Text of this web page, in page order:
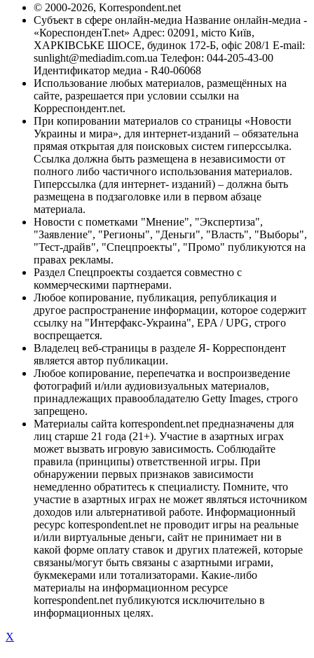
© 2000-2026, Korrespondent.net
Субъект в сфере онлайн-медиа Название онлайн-медиа -
«КореспонденТ.net» Адрес: 02091, місто Київ,
ХАРКІВСЬКЕ ШОСЕ, будинок 172-Б, офіс 208/1 E-mail:
sunlight@mediadim.com.ua Телефон: 044-205-43-00
Идентификатор медиа - R40-06068
Использование любых материалов, размещённых на
сайте, разрешается при условии ссылки на
Корреспондент.net.
При копировании материалов со страницы «Новости
Украины и мира», для интернет-изданий – обязательна
прямая открытая для поисковых систем гиперссылка.
Ссылка должна быть размещена в независимости от
полного либо частичного использования материалов.
Гиперссылка (для интернет- изданий) – должна быть
размещена в подзаголовке или в первом абзаце
материала.
Новости с пометками "Мнение", "Экспертиза",
"Заявление", "Регионы", "Деньги", "Власть", "Выборы",
"Тест-драйв", "Спецпроекты", "Промо" публикуются на
правах рекламы.
Раздел Спецпроекты создается совместно с
коммерческими партнерами.
Любое копирование, публикация, републикация и
другое распространение информации, которое содержит
ссылку на "Интерфакс-Украина", EPA / UPG, строго
воспрещается.
Владелец веб-страницы в разделе Я- Корреспондент
является автор публикации.
Любое копирование, перепечатка и воспроизведение
фотографий и/или аудиовизуальных материалов,
принадлежащих правообладателю Getty Images, строго
запрещено.
Материалы сайта korrespondent.net предназначены для
лиц старше 21 года (21+). Участие в азартных играх
может вызвать игровую зависимость. Соблюдайте
правила (принципы) ответственной игры. При
обнаружении первых признаков зависимости
немедленно обратитесь к специалисту. Помните, что
участие в азартных играх не может являться источником
доходов или альтернативой работе. Информационный
ресурс korrespondent.net не проводит игры на реальные
и/или виртуальные деньги, сайт не принимает ни в
какой форме оплату ставок и других платежей, которые
связаны/могут быть связаны с азартными играми,
букмекерами или тотализаторами. Какие-либо
материалы на информационном ресурсе
korrespondent.net публикуются исключительно в
информационных целях.
X